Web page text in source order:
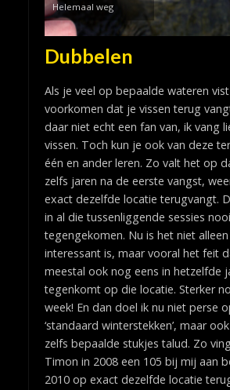
Helemaal weg
Dubbelen
Als je veel op bepaalde wateren
voorkomen dat je vissen terug
daar niet echt een fan van, ik vang
vissen. Toch kun je ook van deze
één en ander leren. Zo valt het op
zelfs jaren na de eerste vangst,
exact dezelfde locatie terugvangt.
in al die tussenliggende sessies
tegengekomen. Nu is het niet
interessant is, maar vooral het feit
meestal ook nog eens in hetzelfde
tegenkomt op die locatie. Sterker
week! En dan doel ik nu niet perse
‘standaard winterstekken’, maar
zelfs bepaalde stukjes talud. Zo
Timon in 2008 een 105 bij mij aan
2010 op exact dezelfde locatie